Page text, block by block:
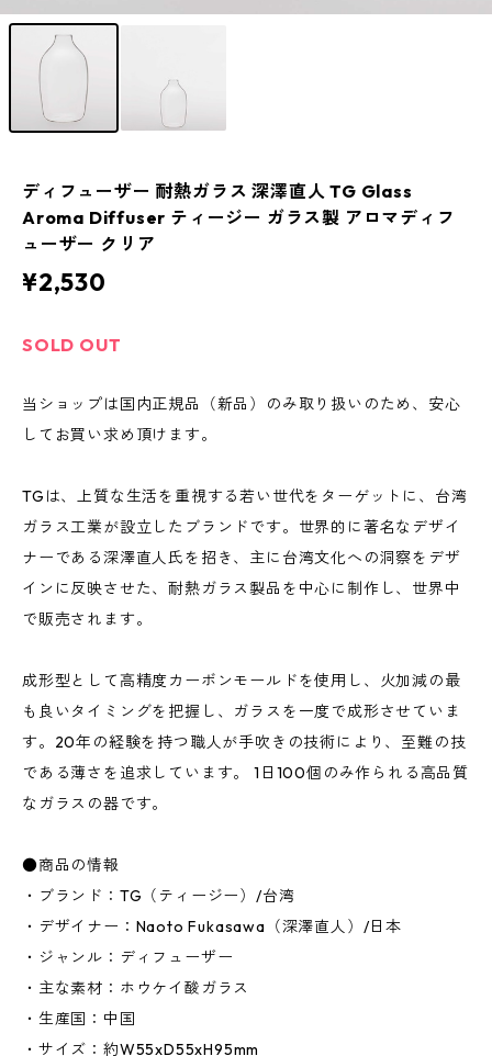
ディフューザー 耐熱ガラス 深澤直人 TG Glass
Aroma Diffuser ティージー ガラス製 アロマディフ
ューザー クリア
¥2,530
SOLD OUT
当ショップは国内正規品（新品）のみ取り扱いのため、安心
してお買い求め頂けます。
TGは、上質な生活を重視する若い世代をターゲットに、台湾
ガラス工業が設立したブランドです。世界的に著名なデザイ
ナーである深澤直人氏を招き、主に台湾文化への洞察をデザ
インに反映させた、耐熱ガラス製品を中心に制作し、世界中
で販売されます。
成形型として高精度カーボンモールドを使用し、火加減の最
も良いタイミングを把握し、ガラスを一度で成形させていま
す。20年の経験を持つ職人が手吹きの技術により、至難の技
である薄さを追求しています。 1日100個のみ作られる高品質
なガラスの器です。
●商品の情報
・ブランド：TG（ティージー）/台湾
・デザイナー：Naoto Fukasawa（深澤直人）/日本
・ジャンル：ディフューザー
・主な素材：ホウケイ酸ガラス
・生産国：中国
・サイズ：約W55xD55xH95mm